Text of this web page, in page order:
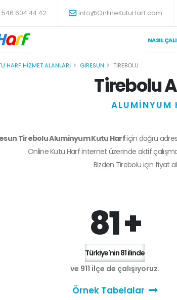
546 604 44 42 info@OnlineKutuHarf.com
NASIL
HARF HIZMET ALANLARI GIRESUN TIREBOLU
Tirebolu
ALUMİNYUM
Tirebolu Aluminyum Kutu Harfiçin doğru
Online Kutu Harf internet üzerinde aktif
Bizden Tirebolu için fiyat
81 +
Türkiye'nin 81 ilinde
ve 911 ilçe de çalışıyoruz.
Örnek Tabelalar